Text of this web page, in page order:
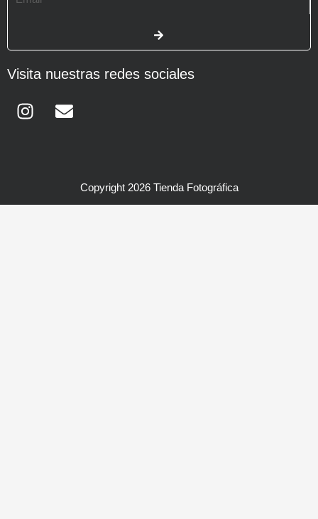
Visita nuestras redes sociales
InstagramEnvelope
Copyright 2026 Tienda Fotográfica